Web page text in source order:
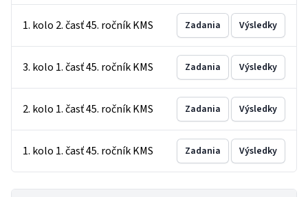
1. kolo 2. časť 45. ročník KMS Zadania Výsledky
3. kolo 1. časť 45. ročník KMS Zadania Výsledky
2. kolo 1. časť 45. ročník KMS Zadania Výsledky
1. kolo 1. časť 45. ročník KMS Zadania Výsledky